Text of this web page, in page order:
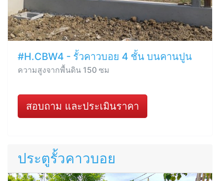
#H.CBW4 - รั้วคาวบอย 4 ชั้น บนคานปูน
ความสูงจากพื้นดิน 150 ซม
สอบถาม และประเมินราคา
ประตูรั้วคาวบอย